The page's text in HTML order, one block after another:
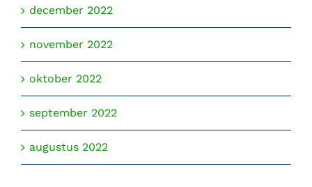
december 2022
november 2022
oktober 2022
september 2022
augustus 2022